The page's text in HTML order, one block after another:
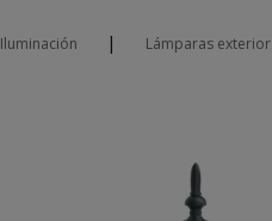
Iluminación | Lámparas exterior